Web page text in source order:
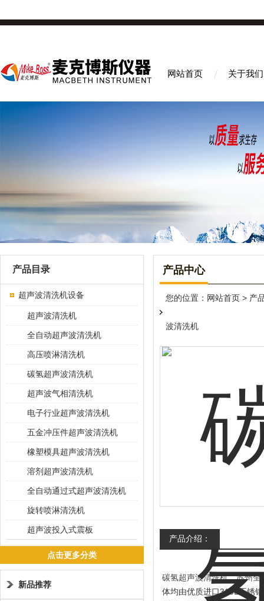
网站首页 关于我们
产品中心
您的位置： 网站首页 > 产
波清洗机
产品介绍：
碳氢超声波清洗机，苏州全
体均由优质进口316L 不锈
产品目录
超声波清洗机设备
超声波清洗机
全自动超声波清洗机
高压喷淋清洗机
碳氢超声波清洗机
超声波气相清洗机
电子行业超声波清洗机
五金冲压件超声波清洗机
橡塑模具超声波清洗机
溶剂超声波清洗机
全自动通过式超声波清洗机
旋转喷淋清洗机
超声波投入式震板
点击更多分类
新品推荐